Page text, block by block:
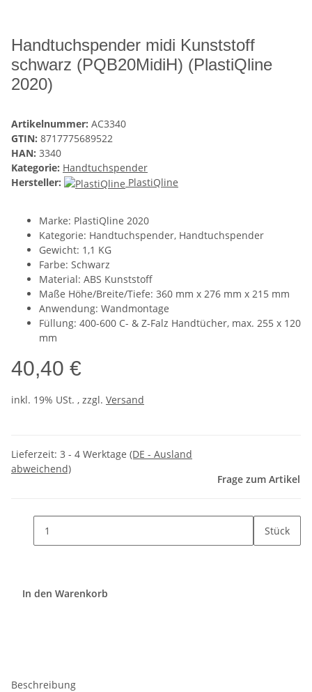
Handtuchspender midi Kunststoff
schwarz (PQB20MidiH) (PlastiQline
2020)
Artikelnummer: AC3340
GTIN: 8717775689522
HAN: 3340
Kategorie: Handtuchspender
Hersteller:
PlastiQline
Marke: PlastiQline 2020
Kategorie: Handtuchspender, Handtuchspender
Gewicht: 1,1 KG
Farbe: Schwarz
Material: ABS Kunststoff
Maße Höhe/Breite/Tiefe: 360 mm x 276 mm x 215 mm
Anwendung: Wandmontage
Füllung: 400-600 C- & Z-Falz Handtücher, max. 255 x 120
mm
40,40 €
inkl. 19% USt. , zzgl. Versand
Lieferzeit: 3 - 4 Werktage (DE - Ausland
abweichend)
Frage zum Artikel
Stück
In den Warenkorb
Beschreibung